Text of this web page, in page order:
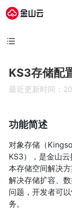
KS3存储配
最近更新时间：
功能简述
对象存储（
KS3），是金山
本存储空间解决
解决存储扩容、
问题，开发者可
务。